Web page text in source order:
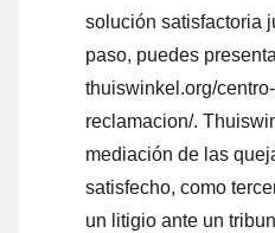
solución satisfactoria
paso, puedes
thuiswinkel.org/
reclamacion/.
mediación de las
satisfecho, como
un litigio ante un